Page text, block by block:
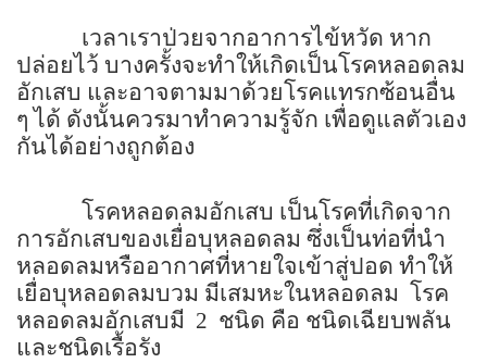
เวลาเราป่วยจากอาการไข้หวัด หาก
ปล่อยไว้ บางครั้งจะทำให้เกิดเป็นโรคหลอดลม
อักเสบ และอาจตามมาด้วยโรคแทรกซ้อนอื่น
ๆ ได้ ดังนั้นควรมาทำความรู้จัก เพื่อดูแลตัวเอง
กันได้อย่างถูกต้อง
โรคหลอดลมอักเสบ เป็นโรคที่เกิดจาก
การอักเสบของเยื่อบุหลอดลม ซึ่งเป็นท่อที่นำ
หลอดลมหรืออากาศที่หายใจเข้าสู่ปอด ทำให้
เยื่อบุหลอดลมบวม มีเสมหะในหลอดลม โรค
หลอดลมอักเสบมี 2 ชนิด คือ ชนิดเฉียบพลัน
และชนิดเรื้อรัง